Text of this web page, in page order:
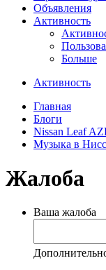
Объявления
Активность
Больше
Активность
Главная
Блоги
Nissan Leaf
Музыка в
Жалоба
Ваша жалоба